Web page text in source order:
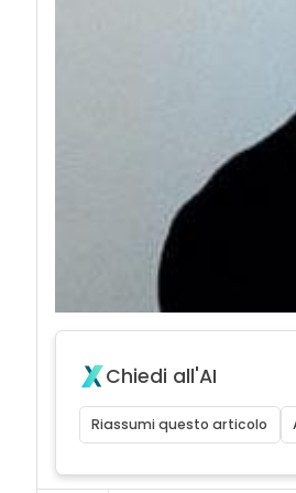
Chiedi all'AI
Riassumi questo articolo